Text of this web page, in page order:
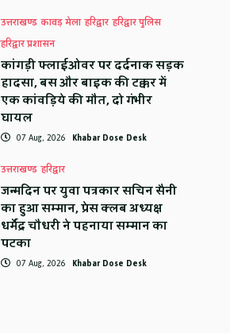
उत्तराखण्ड कावड़ मेला हरिद्वार हरिद्वार पुलिस
हरिद्वार प्रशासन
कांगड़ी फ्लाईओवर पर दर्दनाक सड़क
हादसा, बस और बाइक की टक्कर में
एक कांवड़िये की मौत, दो गंभीर
घायल
07 Aug, 2026 Khabar Dose Desk
उत्तराखण्ड हरिद्वार
जन्मदिन पर युवा पत्रकार सचिन सैनी
का हुआ सम्मान, प्रेस क्लब अध्यक्ष
धर्मेंद्र चौधरी ने पहनाया सम्मान का
पटका
07 Aug, 2026 Khabar Dose Desk